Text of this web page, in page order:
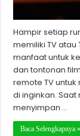
Hampir setiap
memiliki TV atau
manfaat untuk
dan tontonan
remote TV
di inginkan.
menyimpan …
Baca Selengkapnya »